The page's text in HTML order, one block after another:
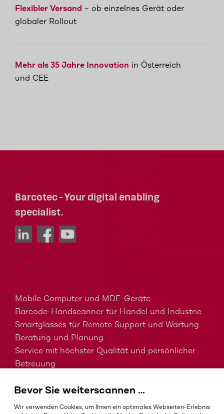
Flexibler Versand – ob einzelnes Gerät oder
globaler Rollout
Mehr als 35 Jahre Innovation in Österreich
und CEE
Barcotec - Your digital enabling
specialist.
Mobile Computer und MDE-Geräte
Barcode-Handscanner für Handel und Industrie
Smartglasses für Remote Support und Wartung
Beratung und Planung
Service mit höchster Qualität und persönlicher
Betreuung
Barcodes in der Intralogistik
Barcodes im Gesundheitswesen
Bevor Sie weiterscannen …
Wir verwenden Cookies, um Ihnen ein optimales Webseiten-Erlebnis